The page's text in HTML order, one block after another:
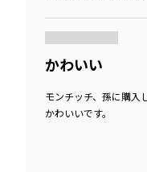
かわいい
モンチッチ、孫に購入
かわいいです。